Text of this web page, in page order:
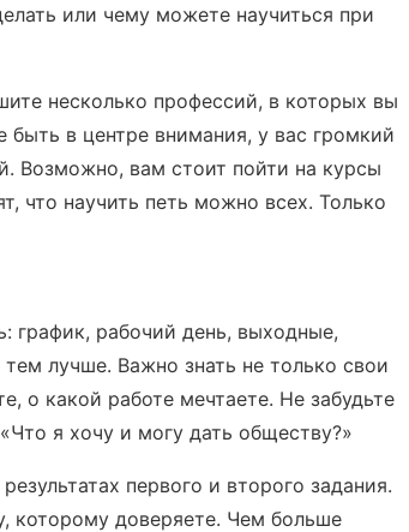
или чему можете научиться при
несколько профессий, в которых вы
в центре внимания, у вас громкий
Возможно, вам стоит пойти на курсы
что научить петь можно всех. Только
график, рабочий день, выходные,
лучше. Важно знать не только свои
о какой работе мечтаете. Не забудьте
я хочу и могу дать обществу?»
первого и второго задания.
которому доверяете. Чем больше